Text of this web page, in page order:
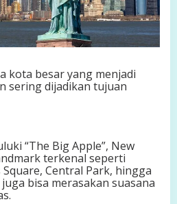
kota besar yang menjadi
sering dijadikan tujuan
“The Big Apple”, New
terkenal seperti
Central Park, hingga
bisa merasakan suasana